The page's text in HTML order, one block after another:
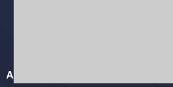
AlphaMind®大模型管理平台（MaaS)